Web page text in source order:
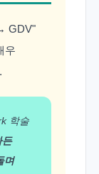
GDV"
우
학술
든
며